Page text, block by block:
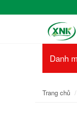
Danh
Trang chủ